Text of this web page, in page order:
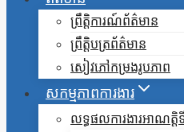
ព្រឹត្តិការណ៍ព័ត៌មាន
ព្រឹត្តិបត្រព័ត៌មាន
សៀវភៅកម្រងរូបភាព
សកម្មភាពការងារ
លទ្ធផលការងារអាណត្តិ